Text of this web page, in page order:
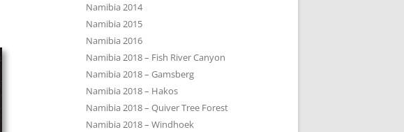
Namibia 2014
Namibia 2015
Namibia 2016
Namibia 2018 – Fish River Canyon
Namibia 2018 – Gamsberg
Namibia 2018 – Hakos
Namibia 2018 – Quiver Tree Forest
Namibia 2018 – Windhoek